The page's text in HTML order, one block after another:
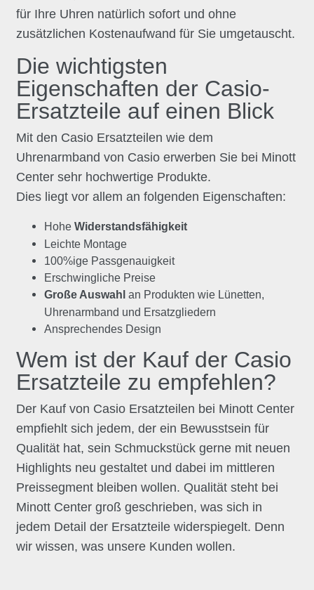
für Ihre Uhren natürlich sofort und ohne
zusätzlichen Kostenaufwand für Sie umgetauscht.
Die wichtigsten
Eigenschaften der Casio-
Ersatzteile auf einen Blick
Mit den Casio Ersatzteilen wie dem
Uhrenarmband von Casio erwerben Sie bei Minott
Center sehr hochwertige Produkte.
Dies liegt vor allem an folgenden Eigenschaften:
Hohe Widerstandsfähigkeit
Leichte Montage
100%ige Passgenauigkeit
Erschwingliche Preise
Große Auswahl an Produkten wie Lünetten,
Uhrenarmband und Ersatzgliedern
Ansprechendes Design
Wem ist der Kauf der Casio
Ersatzteile zu empfehlen?
Der Kauf von Casio Ersatzteilen bei Minott Center
empfiehlt sich jedem, der ein Bewusstsein für
Qualität hat, sein Schmuckstück gerne mit neuen
Highlights neu gestaltet und dabei im mittleren
Preissegment bleiben wollen. Qualität steht bei
Minott Center groß geschrieben, was sich in
jedem Detail der Ersatzteile widerspiegelt. Denn
wir wissen, was unsere Kunden wollen.